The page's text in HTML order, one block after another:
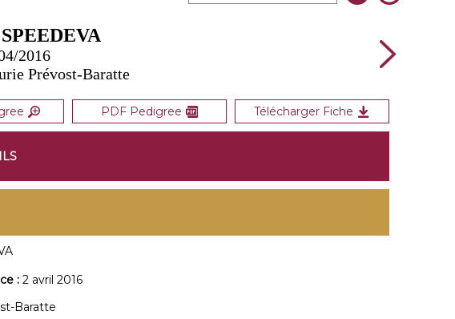
2016
Prévost-Baratte
PDF Pedigree Télécharger Fiche
: 2 avril 2016
Baratte